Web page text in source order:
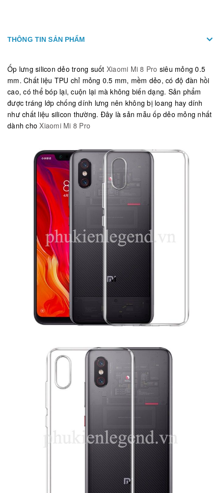
THÔNG TIN SẢN PHẨM
Ốp lưng silicon dẻo trong suốt Xiaomi Mi 8 Pro siêu mỏng 0.5
mm. Chất liệu TPU chỉ mỏng 0.5 mm, mềm dẻo, có độ đàn hồi
cao, có thể bóp lại, cuộn lại mà không biến dạng. Sản phẩm
được tráng lớp chống dính lưng nên không bị loang hay dính
như chất liệu silicon thường. Đây là sản mẫu ốp dẻo mỏng nhất
dành choXiaomi Mi 8 Pro